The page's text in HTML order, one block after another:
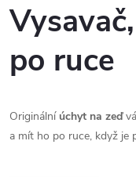
po ruce
Originální úchyt na zeď
a mít ho po ruce, když je